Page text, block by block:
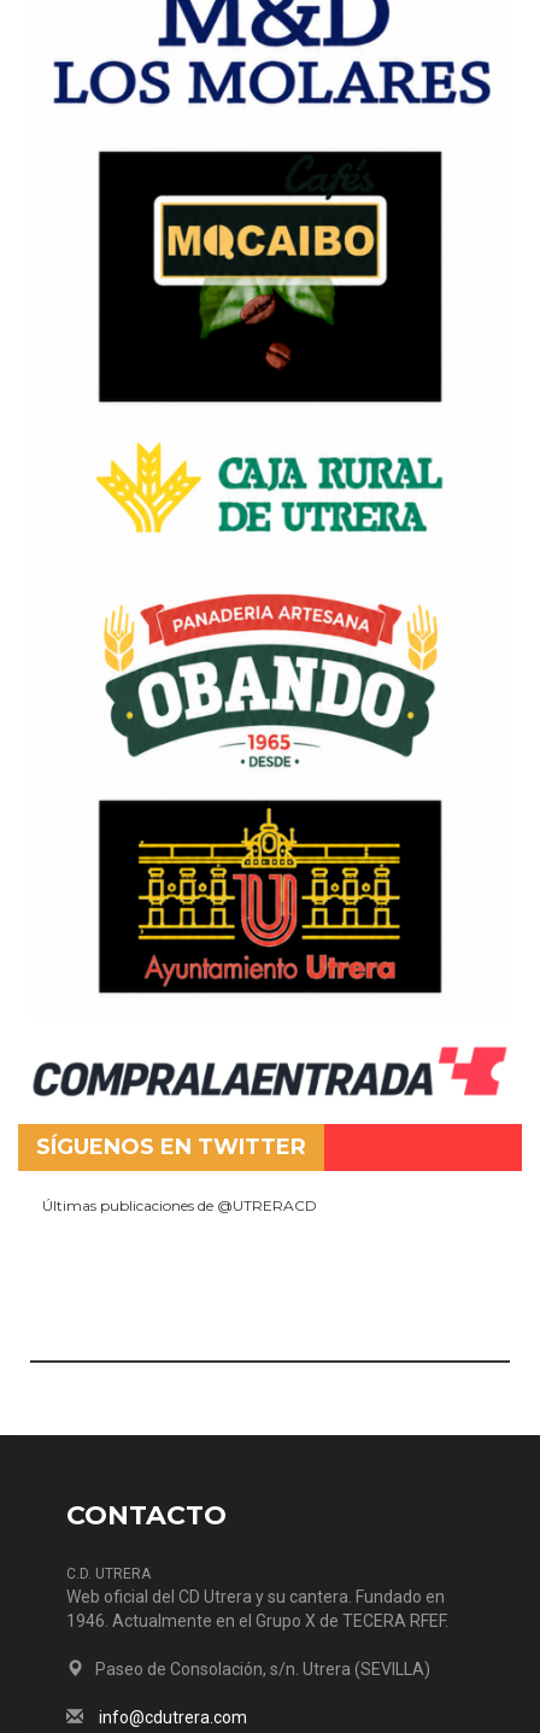
SÍGUENOS EN TWITTER
Últimas publicaciones de @UTRERACD
CONTACTO
C.D. UTRERA
Web oficial del CD Utrera y su cantera. Fundado en
1946. Actualmente en el Grupo X de TECERA RFEF.
Paseo de Consolación, s/n. Utrera (SEVILLA)
info@cdutrera.com